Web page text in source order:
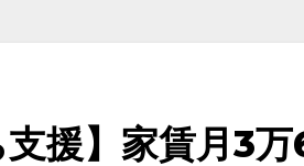
支援】家賃月3